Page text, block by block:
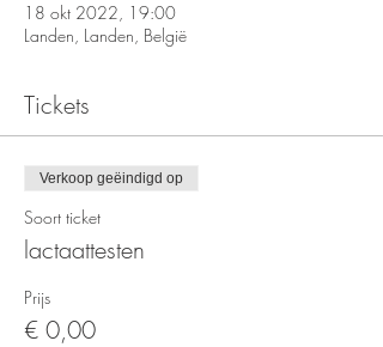
18 okt 2022, 19:00
Landen, Landen, België
Tickets
Verkoop geëindigd op
Soort ticket
lactaattesten
Prijs
€ 0,00